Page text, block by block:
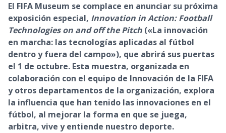
El FIFA Museum se complace en anunciar su próxima
exposición especial, Innovation in Action: Football
Technologies on and off the Pitch («La innovación
en marcha: las tecnologías aplicadas al fútbol
dentro y fuera del campo»), que abrirá sus puertas
el 1 de octubre. Esta muestra, organizada en
colaboración con el equipo de Innovación de la FIFA
y otros departamentos de la organización, explora
la influencia que han tenido las innovaciones en el
fútbol, al mejorar la forma en que se juega,
arbitra, vive y entiende nuestro deporte.